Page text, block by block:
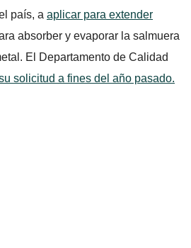
país, a aplicar para extender
absorber y evaporar la salmuera
El Departamento de Calidad
solicitud a fines del año pasado.